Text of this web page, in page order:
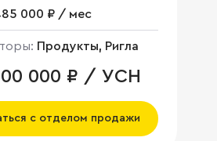
000 ₽ / мес
Продукты, Ригла
000 ₽ / УСН
с отделом продажи